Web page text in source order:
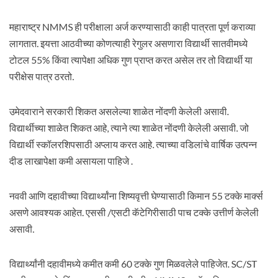
महाराष्ट्र NMMS ही परीक्षाला अर्ज करण्यासाठी काही पात्रता पूर्ण कराव्या
लागतात. इयत्ता आठवीच्या कोणत्याही रेगुलर असणारा विद्यार्थी सातवीमध्ये
टोटल 55% किंवा त्यापेक्षा अधिक गुण प्राप्त करत असेल तर तो विद्यार्थी या
परीक्षेस पात्र ठरतो.
उमेदवाराने सरकारी शिकत असलेल्या शाळेत नोंदणी केलेली असावी.
विद्यार्थीच्या शाळेत शिकत आहे, त्याने त्या शाळेत नोंदणी केलेली असावी. जो
विद्यार्थी स्कॉलरशिपसाठी अप्लाय करत आहे. त्याच्या वडिलांचे वार्षिक उत्पन्न
दीड लाखापेक्षा कमी असायला पाहिजे .
नववी आणि दहावीच्या विद्यार्थ्यांना शिष्यवृत्ती घेण्यासाठी किमान 55 टक्के मार्क्स
असणे आवश्यक आहेत. एससी /एसटी कॅटेगिरीसाठी पाच टक्के उत्तीर्ण केलेली
असावी.
विद्यार्थ्यांनी दहावीमध्ये कमीत कमी 60 टक्के गुण मिळवलेले पाहिजेत. SC/ST